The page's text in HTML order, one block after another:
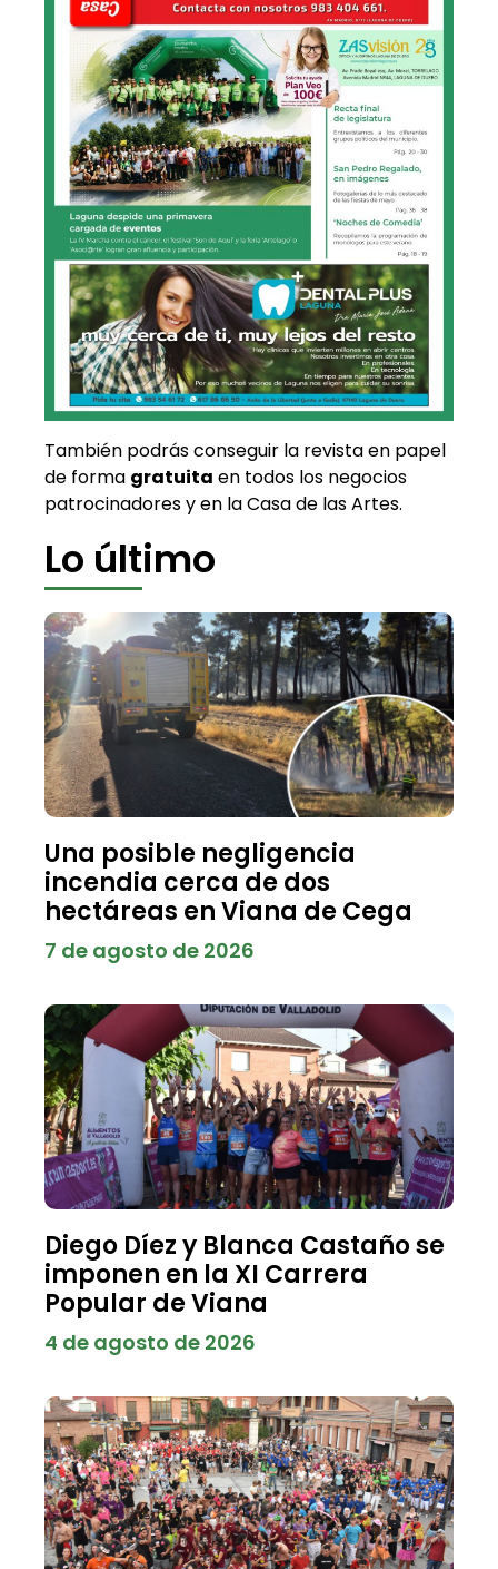
También podrás conseguir la revista en papel
de forma gratuita en todos los negocios
patrocinadores y en la Casa de las Artes.
Lo último
Una posible negligencia
incendia cerca de dos
hectáreas en Viana de Cega
7 de agosto de 2026
Diego Díez y Blanca Castaño se
imponen en la XI Carrera
Popular de Viana
4 de agosto de 2026